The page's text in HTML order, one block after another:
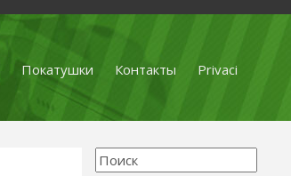
Покатушки Контакты
Privaci